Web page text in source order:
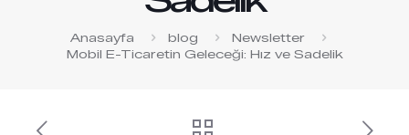
Anasayfa blog
Newsletter
Mobil E-Ticaretin Geleceği: Hız ve Sadelik